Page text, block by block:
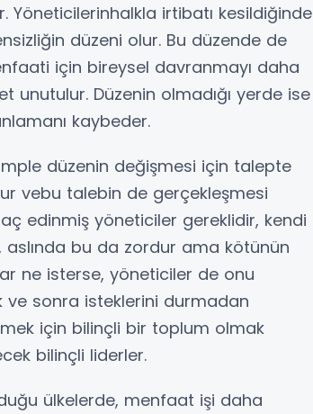
irtibatı kesildiğinde
düzeni olur. Bu düzende de
için bireysel davranmayı daha
Düzenin olmadığı yerde ise
kaybeder.
düzenin değişmesi için talepte
vebu talebin de gerçekleşmesi
edinmiş yöneticiler gereklidir, kendi
bu da zordur ama kötünün
ne isterse, yöneticiler de onu
ve sonra isteklerini durmadan
için bilinçli bir toplum olmak
bilinçli liderler.
ülkelerde, menfaat işi daha